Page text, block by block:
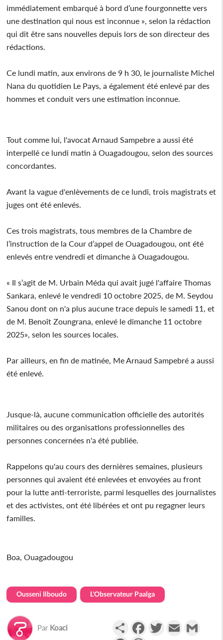
immédiatement embarqué à bord d’une fourgonnette vers
une destination qui nous est inconnue », selon la rédaction
qui dit être sans nouvelles depuis lors de son directeur des
rédactions.
Ce lundi matin, aux environs de 9 h 30, le journaliste Michel
Nana du quotidien Le Pays, a également été enlevé par des
hommes et conduit vers une estimation inconnue.
Tout comme lui, l'avocat Arnaud Sampebre a aussi été
interpellé ce lundi matin à Ouagadougou, selon des sources
concordantes.
Avant la vague d'enlèvements de ce lundi, trois magistrats et
juges ont été enlevés.
Ces trois magistrats, tous membres de la Chambre de
l’instruction de la Cour d’appel de Ouagadougou, ont été
enlevés entre vendredi et dimanche à Ouagadougou.
« Il s’agit de M. Urbain Méda qui avait jugé l'affaire Thomas
Sankara, enlevé le vendredi 10 octobre 2025, de M. Seydou
Sanou dont on n'a plus aucune trace depuis le samedi 11, et
de M. Benoît Zoungrana, enlevé le dimanche 11 octobre
2025», selon les sources locales.
Par ailleurs, en fin de matinée, Me Arnaud Sampebré a aussi
été enlevé.
Jusque-là, aucune communication officielle des autorités
militaires ou des organisations professionnelles des
personnes concernées n'a été publiée.
Rappelons qu'au cours des dernières semaines, plusieurs
personnes qui avaient été enlevées et envoyées au front
pour la lutte anti-terroriste, parmi lesquelles des journalistes
et des activistes, ont été libérées et ont pu regagner leurs
familles.
Boa, Ouagadougou
Ousseni Ilboudo L'Observateur Paalga
Par Koaci PartagerFacebookTwitterEmail